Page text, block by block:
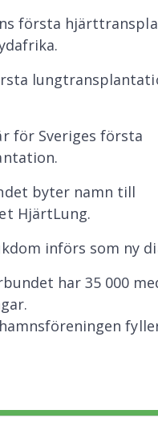
första
för Sveriges första
byter namn till
HjärtLung.
införs som ny
har 35 000
fyller